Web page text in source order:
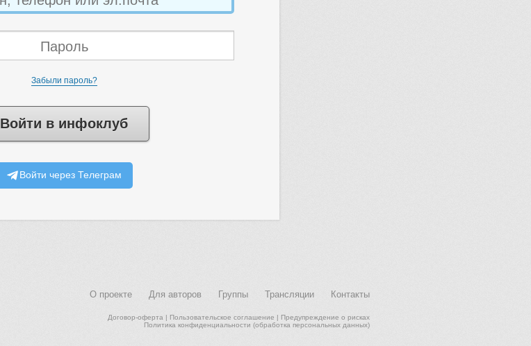
Забыли пароль?
Войти в инфоклуб
Войти через Телеграм
О проекте Для авторов Группы Трансляции Контакты
Договор-оферта | Пользовательское соглашение | Предупреждение о рисках
Политика конфиденциальности (обработка персональных данных)